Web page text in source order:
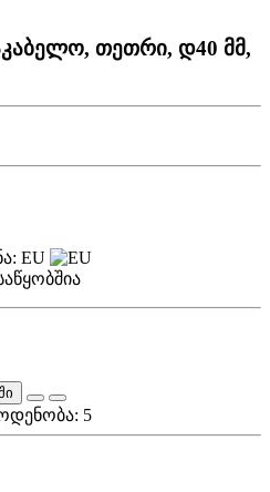
თეთრი, დ40 მმ,
EU
5